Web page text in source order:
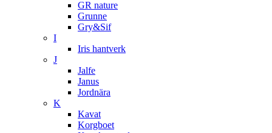
GR nature
Grunne
Gry&Sif
I
Iris hantverk
J
Jalfe
Janus
Jordnära
K
Kavat
Korgboet